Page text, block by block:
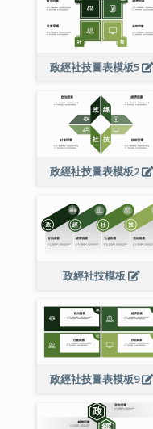
政經社技圖表模板5
政經社技圖表模板2
政經社技模板
政經社技圖表模板9